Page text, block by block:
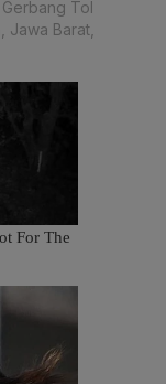
Tol
Jawa Barat,